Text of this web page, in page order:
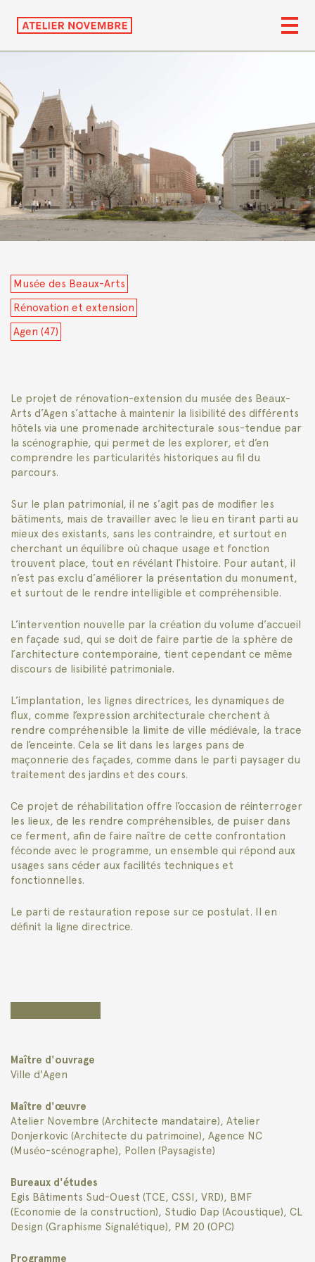
Musée des Beaux-Arts
Rénovation et extension
Agen (47)
Le projet de rénovation-extension du musée des Beaux-
Arts d’Agen s’attache à maintenir la lisibilité des différents
hôtels via une promenade architecturale sous-tendue par
la scénographie, qui permet de les explorer, et d’en
comprendre les particularités historiques au fil du
parcours.
Sur le plan patrimonial, il ne s’agit pas de modifier les
bâtiments, mais de travailler avec le lieu en tirant parti au
mieux des existants, sans les contraindre, et surtout en
cherchant un équilibre où chaque usage et fonction
trouvent place, tout en révélant l’histoire. Pour autant, il
n’est pas exclu d’améliorer la présentation du monument,
et surtout de le rendre intelligible et compréhensible.
L’intervention nouvelle par la création du volume d’accueil
en façade sud, qui se doit de faire partie de la sphère de
l’architecture contemporaine, tient cependant ce même
discours de lisibilité patrimoniale.
L’implantation, les lignes directrices, les dynamiques de
flux, comme l’expression architecturale cherchent à
rendre compréhensible la limite de ville médiévale, la trace
de l’enceinte. Cela se lit dans les larges pans de
maçonnerie des façades, comme dans le parti paysager du
traitement des jardins et des cours.
Ce projet de réhabilitation offre l’occasion de réinterroger
les lieux, de les rendre compréhensibles, de puiser dans
ce ferment, afin de faire naître de cette confrontation
féconde avec le programme, un ensemble qui répond aux
usages sans céder aux facilités techniques et
fonctionnelles.
Le parti de restauration repose sur ce postulat. Il en
définit la ligne directrice.
Maître d'ouvrage
Ville d'Agen
Maître d'œuvre
Atelier Novembre (Architecte mandataire), Atelier
Donjerkovic (Architecte du patrimoine), Agence NC
(Muséo-scénographe), Pollen (Paysagiste)
Bureaux d'études
Egis Bâtiments Sud-Ouest (TCE, CSSI, VRD), BMF
(Economie de la construction), Studio Dap (Acoustique), CL
Design (Graphisme Signalétique), PM 20 (OPC)
Programme